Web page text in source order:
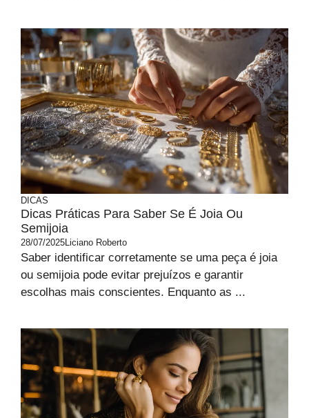
DICAS
Dicas Práticas Para Saber Se É Joia Ou
Semijoia
28/07/2025Liciano Roberto
Saber identificar corretamente se uma peça é joia
ou semijoia pode evitar prejuízos e garantir
escolhas mais conscientes. Enquanto as ...